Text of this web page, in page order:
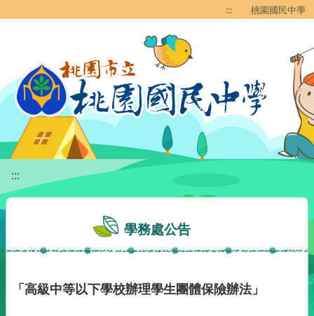
::: 桃園國民中學
:::
學務處公告
「高級中等以下學校辦理學生團體保險辦法」